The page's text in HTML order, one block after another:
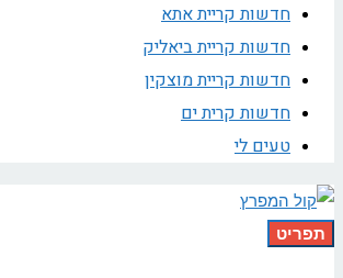
חדשות קריית אתא
חדשות קריית ביאליק
חדשות קריית מוצקין
חדשות קרית ים
טעים לי
תפריט